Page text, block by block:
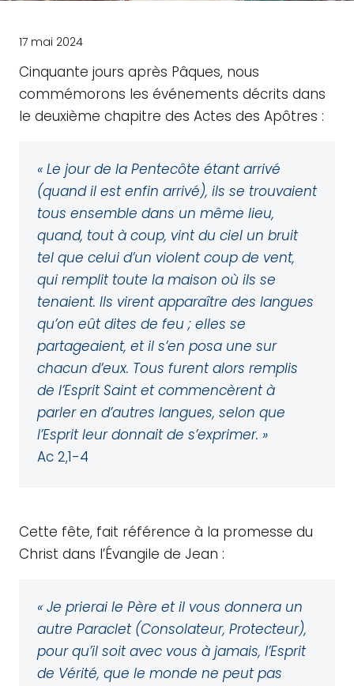
17 mai 2024
Cinquante jours après Pâques, nous
commémorons les événements décrits dans
le deuxième chapitre des Actes des Apôtres :
« Le jour de la Pentecôte étant arrivé
(quand il est enfin arrivé), ils se trouvaient
tous ensemble dans un même lieu,
quand, tout à coup, vint du ciel un bruit
tel que celui d’un violent coup de vent,
qui remplit toute la maison où ils se
tenaient. Ils virent apparaître des langues
qu’on eût dites de feu ; elles se
partageaient, et il s’en posa une sur
chacun d’eux. Tous furent alors remplis
de l’Esprit Saint et commencèrent à
parler en d’autres langues, selon que
l’Esprit leur donnait de s’exprimer. »
Ac 2,1-4
Cette fête, fait référence à la promesse du
Christ dans l’Évangile de Jean :
« Je prierai le Père et il vous donnera un
autre Paraclet (Consolateur, Protecteur),
pour qu’il soit avec vous à jamais, l’Esprit
de Vérité, que le monde ne peut pas